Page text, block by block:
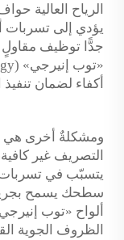
الرياح العالية
يؤدي إلى تسربات
جدًّا توظيف مقاولٍ
أكفاء لضمان
ومشكلةٌ أخرى هي
التصريف غير
يتسبّب في تسربات
سطحك يسمح بجريان
ألواح «توب
الظروف الجوية